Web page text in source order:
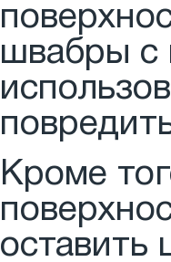
швабры с
Кроме
оставить